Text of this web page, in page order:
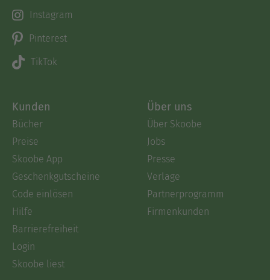
Instagram
Pinterest
TikTok
Kunden
Bücher
Preise
Skoobe App
Geschenkgutscheine
Code einlösen
Hilfe
Barrierefreiheit
Login
Skoobe liest
Über uns
Über Skoobe
Jobs
Presse
Verlage
Partnerprogramm
Firmenkunden